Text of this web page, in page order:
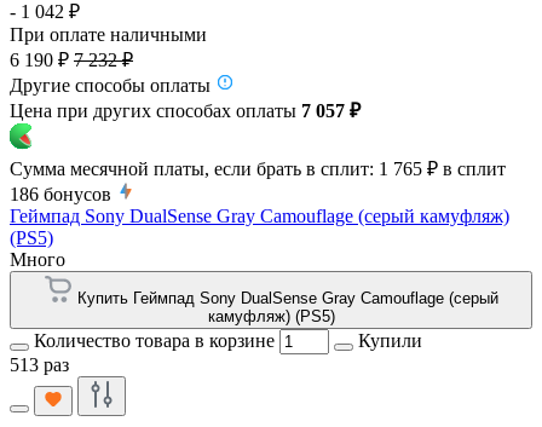
- 1 042 ₽
При оплате наличными
6 190 ₽ 7 232 ₽
Другие способы оплаты
Цена при других способах оплаты 7 057 ₽
Сумма месячной платы, если брать в сплит: 1 765 ₽ в сплит
186 бонусов
Геймпад Sony DualSense Gray Camouflage (серый камуфляж)
(PS5)
Много
Купить Геймпад Sony DualSense Gray Camouflage (серый
камуфляж) (PS5)
Количество товара в корзине
Купили
513 раз